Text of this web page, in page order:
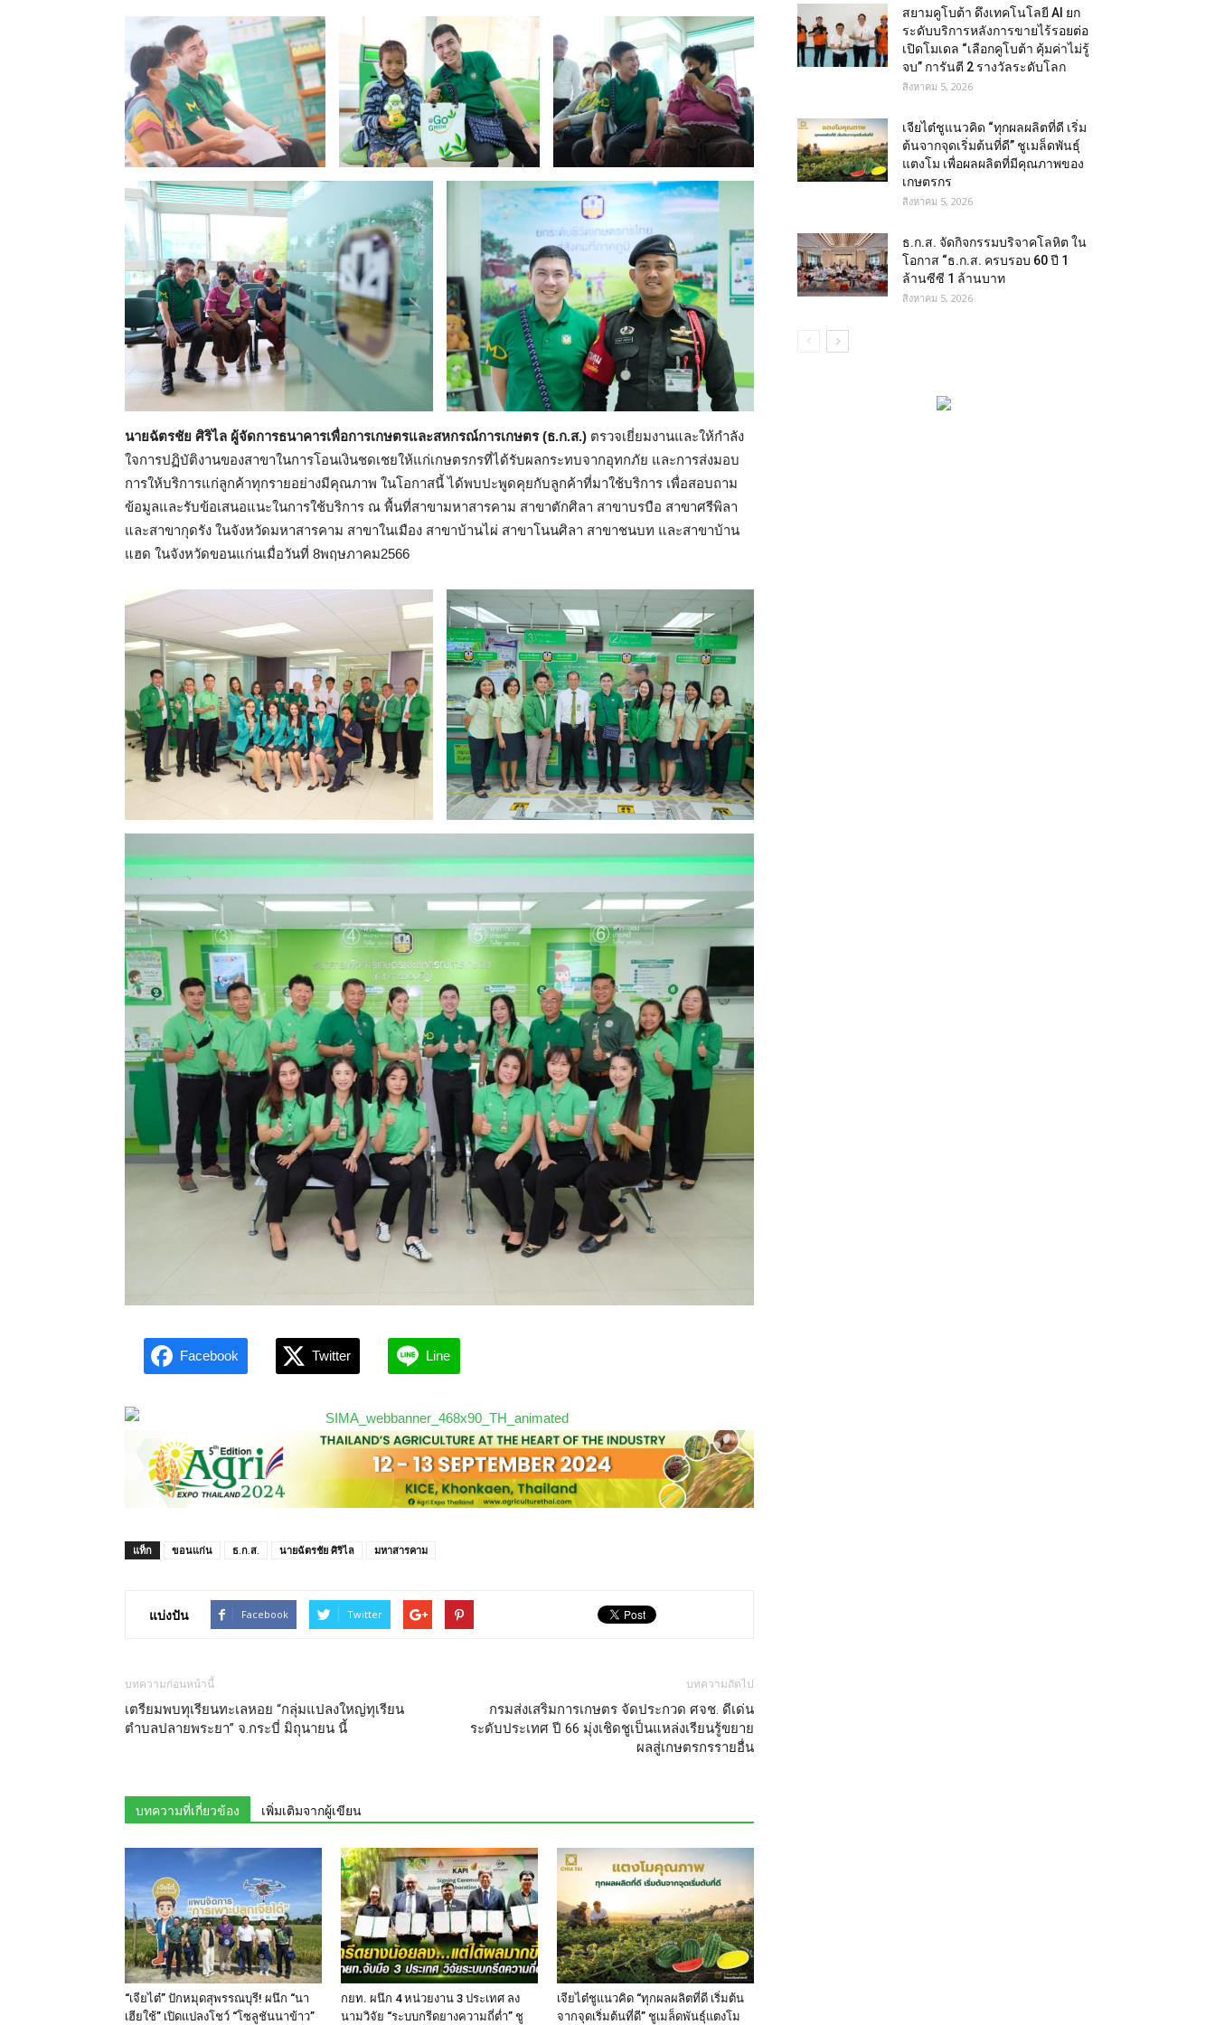
นายฉัตรชัย ศิริไล ผู้จัดการธนาคารเพื่อการเกษตรและสหกรณ์การเกษตร (ธ.ก.ส.) ตรวจเยี่ยมงานและให้กำลัง
ใจการปฏิบัติงานของสาขาในการโอนเงินชดเชยให้แก่เกษตรกรที่ได้รับผลกระทบจากอุทกภัย และการส่งมอบ
การให้บริการแก่ลูกค้าทุกรายอย่างมีคุณภาพ ในโอกาสนี้ ได้พบปะพูดคุยกับลูกค้าที่มาใช้บริการ เพื่อสอบถาม
ข้อมูลและรับข้อเสนอแนะในการใช้บริการ ณ พื้นที่สาขามหาสารคาม สาขาตักศิลา สาขาบรบือ สาขาศรีพิลา
และสาขากุดรัง ในจังหวัดมหาสารคาม สาขาในเมือง สาขาบ้านไผ่ สาขาโนนศิลา สาขาชนบท และสาขาบ้าน
แฮด ในจังหวัดขอนแก่นเมื่อวันที่ 8พฤษภาคม2566
Facebook Twitter Line
แท็ก ขอนแก่น ธ.ก.ส. นายฉัตรชัย ศิริไล มหาสารคาม
แบ่งปัน Facebook Twitter
บทความก่อนหน้านี้
เตรียมพบทุเรียนทะเลหอย “กลุ่มแปลงใหญ่ทุเรียน
ตำบลปลายพระยา” จ.กระบี่ มิถุนายน นี้
บทความถัดไป
กรมส่งเสริมการเกษตร จัดประกวด ศจช. ดีเด่น
ระดับประเทศ ปี 66 มุ่งเชิดชูเป็นแหล่งเรียนรู้ขยาย
ผลสู่เกษตรกรรายอื่น
บทความที่เกี่ยวข้อง เพิ่มเติมจากผู้เขียน
“เจียไต๋” ปักหมุดสุพรรณบุรี! ผนึก “นา
เฮียใช้” เปิดแปลงโชว์ “โซลูชันนาข้าว”
กยท. ผนึก 4 หน่วยงาน 3 ประเทศ ลง
นามวิจัย “ระบบกรีดยางความถี่ต่ำ” ชู
เจียไต๋ชูแนวคิด “ทุกผลผลิตที่ดี เริ่มต้น
จากจุดเริ่มต้นที่ดี” ชูเมล็ดพันธุ์แตงโม
สยามคูโบต้า ดึงเทคโนโลยี AI ยก
ระดับบริการหลังการขายไร้รอยต่อ
เปิดโมเดล “เลือกคูโบต้า คุ้มค่าไม่รู้
จบ” การันตี 2 รางวัลระดับโลก
สิงหาคม 5, 2026
เจียไต๋ชูแนวคิด “ทุกผลผลิตที่ดี เริ่ม
ต้นจากจุดเริ่มต้นที่ดี” ชูเมล็ดพันธุ์
แตงโม เพื่อผลผลิตที่มีคุณภาพของ
เกษตรกร
สิงหาคม 5, 2026
ธ.ก.ส. จัดกิจกรรมบริจาคโลหิต ใน
โอกาส “ธ.ก.ส. ครบรอบ 60 ปี 1
ล้านซีซี 1 ล้านบาท
สิงหาคม 5, 2026